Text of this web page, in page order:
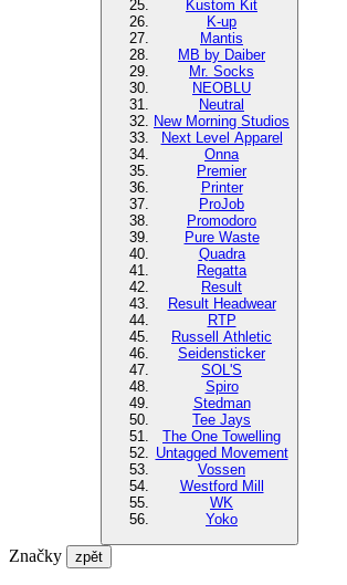
Kustom Kit
K-up
Mantis
MB by Daiber
Mr. Socks
NEOBLU
Neutral
New Morning Studios
Next Level Apparel
Onna
Premier
Printer
ProJob
Promodoro
Pure Waste
Quadra
Regatta
Result
Result Headwear
RTP
Russell Athletic
Seidensticker
SOL'S
Spiro
Stedman
Tee Jays
The One Towelling
Untagged Movement
Vossen
Westford Mill
WK
Yoko
Značky zpět